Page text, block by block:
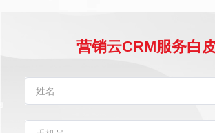
营销云CRM服务白